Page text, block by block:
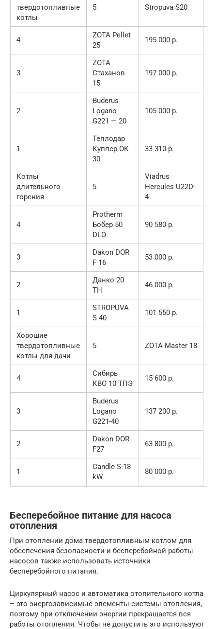
твердотопливные
котлы
5 Stropuva S20
4
ZOTA Pellet
25
195 000 р.
3
ZOTA
Стаханов
15
197 000 р.
2
Buderus
Logano
G221 — 20
105 000 р.
1
Теплодар
Куппер ОК
30
33 310 р.
Котлы
длительного
горения
5
Viadrus
Hercules U22D-
4
4
Protherm
Бобер 50
DLO
90 580 р.
3
Dakon DOR
F 16
53 000 р.
2
Данко 20
ТН
46 000 р.
1
STROPUVA
S 40
101 550 р.
Хорошие
твердотопливные
котлы для дачи
5 ZOTA Master 18
4
Сибирь
КВО 10 ТПЭ
15 600 р.
3
Buderus
Logano
G221-40
137 200 р.
2
Dakon DOR
F27
63 800 р.
1
Candle S-18
kW
80 000 р.
Бесперебойное питание для насоса
отопления
При отоплении дома твердотопливным котлом для
обеспечения безопасности и бесперебойной работы
насосов также использовать источники
бесперебойного питания.
Циркулярный насос и автоматика отопительного котла
– это энергозависимые элементы системы отопления,
поэтому при отключении энергии прекращается вся
работы отопления. Чтобы не допустить это используют